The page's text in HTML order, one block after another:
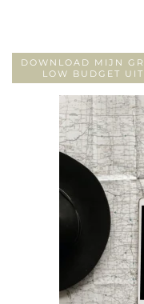
DOWNLOAD MIJN
LOW BUDGET